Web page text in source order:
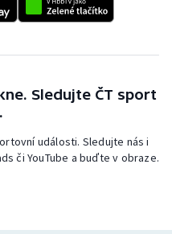
Sledujte ČT sport
události. Sledujte nás i
či YouTube a buďte v obraze.